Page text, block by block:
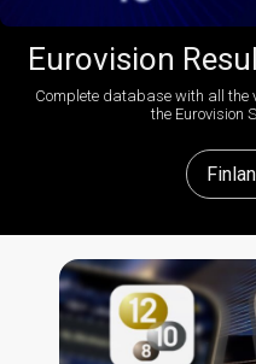
Eurovision
Complete database with all the
the Eurovision